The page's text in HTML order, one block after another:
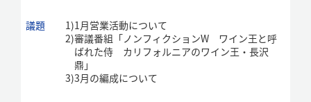
議題 1)1月営業活動について
2)審議番組「ノンフィクションW ワイン王と呼
ばれた侍 カリフォルニアのワイン王・長沢
鼎」
3)3月の編成について